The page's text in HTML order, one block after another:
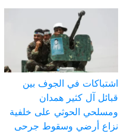
اشتباكات في الجوف بين
قبائل آل كثير همدان
ومسلحي الحوثي على خلفية
نزاع أرضي وسقوط جرحى